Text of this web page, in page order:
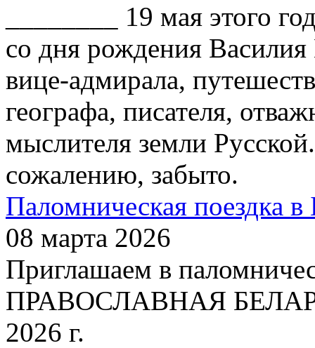
________ 19 мая этого
со дня рождения
вице-адмирала,
географа, писателя,
мыслителя земли
сожалению, забыто.
Паломническая поездка в
08 марта 2026
Приглашаем в
ПРАВОСЛАВНАЯ
2026 г.